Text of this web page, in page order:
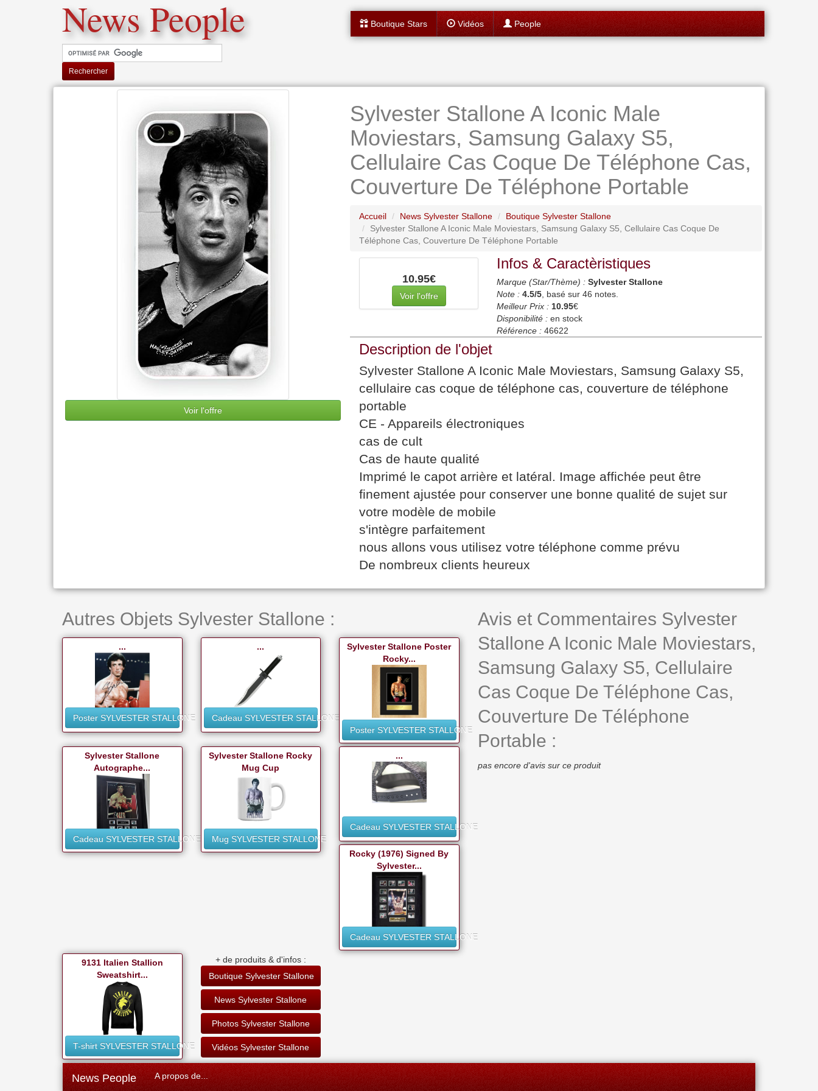
News People
Rechercher
Boutique Stars Vidéos People
Voir l'offre
Sylvester Stallone A Iconic Male
Moviestars, Samsung Galaxy S5,
Cellulaire Cas Coque De Téléphone Cas,
Couverture De Téléphone Portable
Accueil News Sylvester Stallone
Boutique Sylvester Stallone
Sylvester Stallone A Iconic Male Moviestars, Samsung Galaxy S5, Cellulaire Cas Coque De
Téléphone Cas, Couverture De Téléphone Portable
10.95€
Voir l'offre
Infos & Caractèristiques
Marque (Star/Thème) : Sylvester Stallone
Note : 4.5/5, basé sur 46 notes.
Meilleur Prix : 10.95€
Disponibilité : en stock
Référence : 46622
Description de l'objet
Sylvester Stallone A Iconic Male Moviestars, Samsung Galaxy S5,
cellulaire cas coque de téléphone cas, couverture de téléphone
portable
CE - Appareils électroniques
cas de cult
Cas de haute qualité
Imprimé le capot arrière et latéral. Image affichée peut être
finement ajustée pour conserver une bonne qualité de sujet sur
votre modèle de mobile
s'intègre parfaitement
nous allons vous utilisez votre téléphone comme prévu
De nombreux clients heureux
Autres Objets Sylvester Stallone :
...
Poster SYLVESTER STALLONE
...
Cadeau SYLVESTER STALLONE
Sylvester Stallone Poster
Rocky...
Poster SYLVESTER STALLONE
Sylvester Stallone
Autographe...
Cadeau SYLVESTER STALLONE
Sylvester Stallone Rocky
Mug Cup
Mug SYLVESTER STALLONE
...
Cadeau SYLVESTER STALLONE
Rocky (1976) Signed By
Sylvester...
Cadeau SYLVESTER STALLONE
9131 Italien Stallion
Sweatshirt...
T-shirt SYLVESTER STALLONE
+ de produits & d'infos :
Boutique Sylvester Stallone
News Sylvester Stallone
Photos Sylvester Stallone
Vidéos Sylvester Stallone
Avis et Commentaires Sylvester
Stallone A Iconic Male Moviestars,
Samsung Galaxy S5, Cellulaire
Cas Coque De Téléphone Cas,
Couverture De Téléphone
Portable :
pas encore d'avis sur ce produit
News People A propos de...